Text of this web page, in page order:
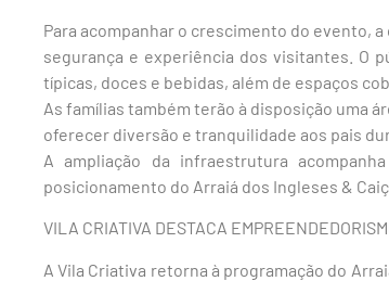
Para acompanhar o crescimento do evento,
segurança e experiência dos visitantes. O
típicas, doces e bebidas, além de espaços
As famílias também terão à disposição uma
oferecer diversão e tranquilidade aos pais
A ampliação da infraestrutura
posicionamento do Arraiá dos Ingleses &
VILA CRIATIVA DESTACA
A Vila Criativa retorna à programação do